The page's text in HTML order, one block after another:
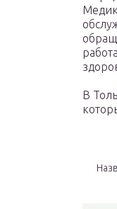
В